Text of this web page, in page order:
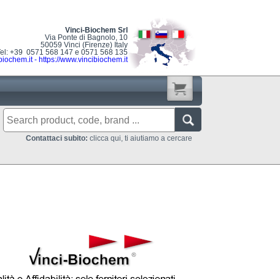
Vinci-Biochem Srl
Via Ponte di Bagnolo, 10
50059 Vinci (Firenze) Italy
+39 0571 568 147 e 0571 568 135
- https://www.vincibiochem.it
Contattaci subito: clicca qui, ti aiutiamo a cercare